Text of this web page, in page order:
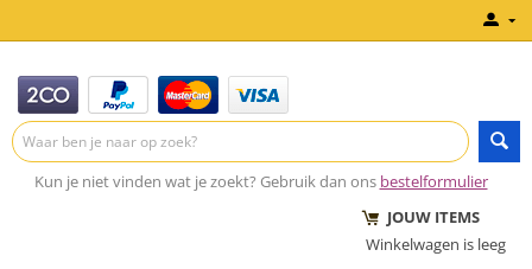
Kun je niet vinden wat je zoekt? Gebruik dan ons bestelformulier
JOUW ITEMS
Winkelwagen is leeg